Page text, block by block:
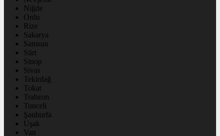
Niğde
Ordu
Rize
Sakarya
Samsun
Siirt
Sinop
Sivas
Tekirdağ
Tokat
Trabzon
Tunceli
Şanlıurfa
Uşak
Van